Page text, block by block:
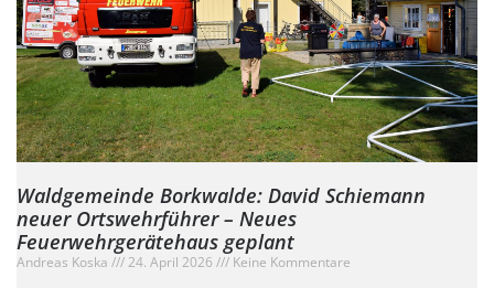
Waldgemeinde Borkwalde: David Schiemann
neuer Ortswehrführer – Neues
Feuerwehrgerätehaus geplant
Andreas Koska 24. April 2026
Keine Kommentare